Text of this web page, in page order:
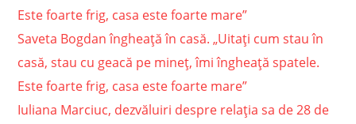
Saveta Bogdan îngheață în casă. „Uitați cum stau în
casă, stau cu geacă pe mineț, îmi îngheață spatele.
Este foarte frig, casa este foarte mare”
Iuliana Marciuc, dezvăluiri despre relația sa de 28 de